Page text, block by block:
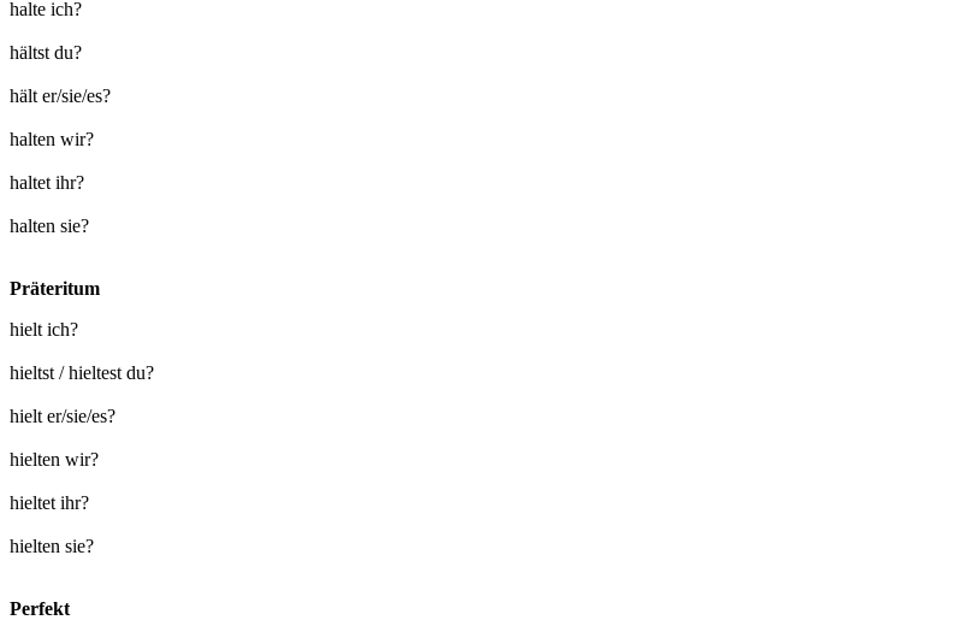
halte ich?
hältst du?
hält er/sie/es?
halten wir?
haltet ihr?
halten sie?
Präteritum
hielt ich?
hieltst / hieltest du?
hielt er/sie/es?
hielten wir?
hieltet ihr?
hielten sie?
Perfekt